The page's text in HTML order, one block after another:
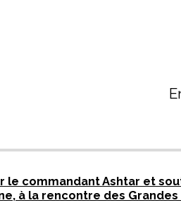
le commandant Ashtar et
à la rencontre des